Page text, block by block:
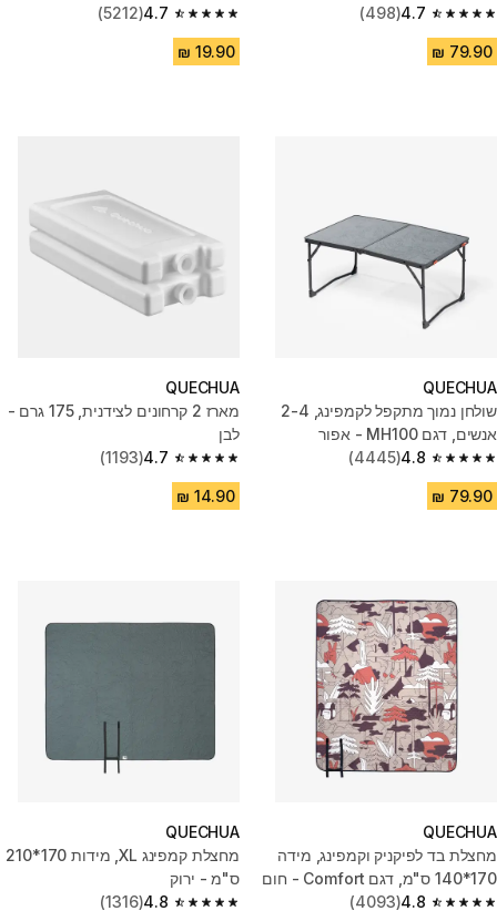
4.7
4.7 out of 5 stars from 498 reviews
(498)
4.7
4.7 out of 5 stars from 5212 reviews
(5212)
QUECHUA
שולחן נמוך מתקפל לקמפינג, 2-4
אנשים, דגם MH100 - אפור
4.8
4.8 out of 5 stars from 4445 reviews
(4445)
QUECHUA
מארז 2 קרחונים לצידנית, 175 גרם -
לבן
4.7
4.7 out of 5 stars from 1193 reviews
(1193)
QUECHUA
מחצלת בד לפיקניק וקמפינג, מידה
170*140 ס"מ, דגם Comfort - חום
4.8
(4093)
QUECHUA
מחצלת קמפינג XL, מידות 170*210
ס"מ - ירוק
4.8
(1316)